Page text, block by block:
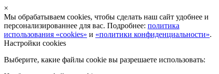
×
Мы обрабатываем cookies, чтобы сделать наш сайт удобнее и
персонализированнее для вас. Подробнее: политика
использования «cookies» и «политики конфиденциальности».
Настройки cookies
Выберите, какие файлы cookie вы разрешаете использовать: